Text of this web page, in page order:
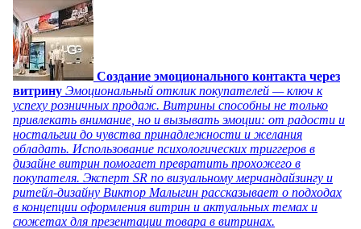
Создание эмоционального контакта через
витрину Эмоциональный отклик покупателей — ключ к
успеху розничных продаж. Витрины способны не только
привлекать внимание, но и вызывать эмоции: от радости и
ностальгии до чувства принадлежности и желания
обладать. Использование психологических триггеров в
дизайне витрин помогает превратить прохожего в
покупателя. Эксперт SR по визуальному мерчандайзингу и
ритейл-дизайну Виктор Малыгин рассказывает о подходах
в концепции оформления витрин и актуальных темах и
сюжетах для презентации товара в витринах.